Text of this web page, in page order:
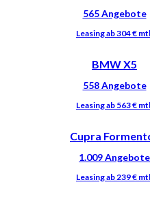
BMW X5
Cupra